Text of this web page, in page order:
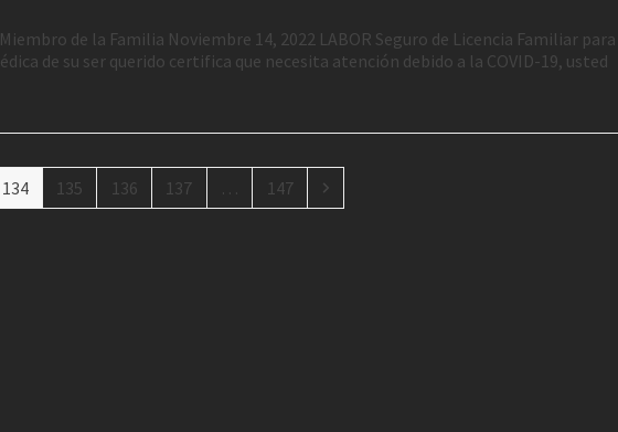
de la Familia Noviembre 14, 2022 LABOR Seguro de Licencia Familiar para
de su ser querido certifica que necesita atención debido a la COVID-19, usted
134 135 136 137 … 147